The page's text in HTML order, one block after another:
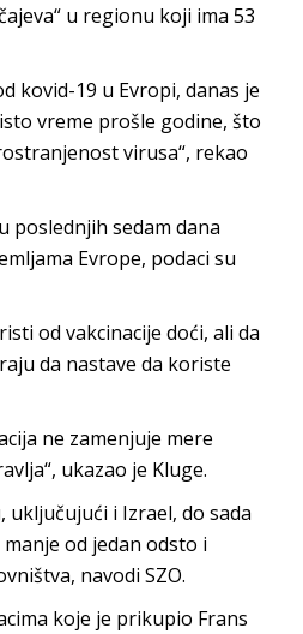
u regionu koji ima 53
kovid-19 u Evropi, danas je
vreme prošle godine, što
virusa“, rekao
poslednjih sedam dana
Evrope, podaci su
od vakcinacije doći, ali da
da nastave da koriste
ne zamenjuje mere
ukazao je Kluge.
uključujući i Izrael, do sada
od jedan odsto i
navodi SZO.
koje je prikupio Frans